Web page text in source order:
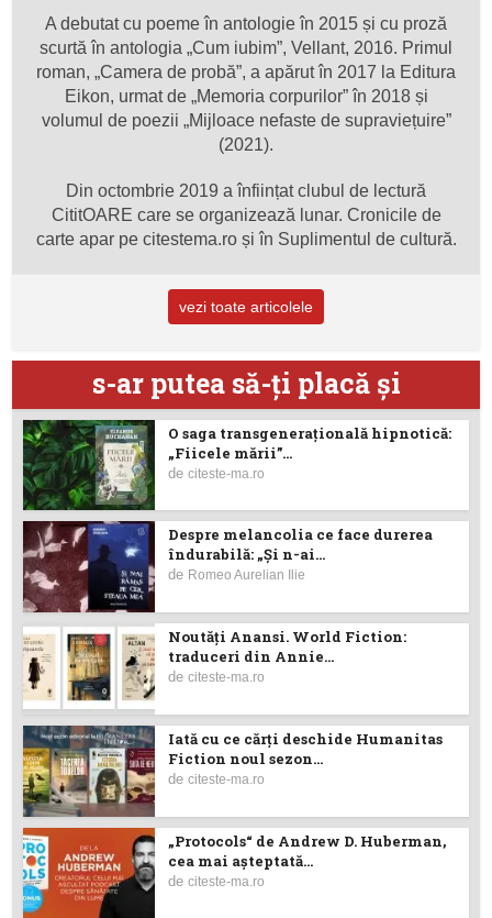
A debutat cu poeme în antologie în 2015 și cu proză
scurtă în antologia „Cum iubim”, Vellant, 2016. Primul
roman, „Camera de probă”, a apărut în 2017 la Editura
Eikon, urmat de „Memoria corpurilor” în 2018 și
volumul de poezii „Mijloace nefaste de supraviețuire”
(2021).
Din octombrie 2019 a înființat clubul de lectură
CititOARE care se organizează lunar. Cronicile de
carte apar pe citestema.ro și în Suplimentul de cultură.
vezi toate articolele
s-ar putea să-ţi placă şi
O saga transgenerațională hipnotică:
„Fiicele mării”...
deciteste-ma.ro
Despre melancolia ce face durerea
îndurabilă: „Și n-ai...
de Romeo Aurelian Ilie
Noutăţi Anansi. World Fiction:
traduceri din Annie...
deciteste-ma.ro
Iată cu ce cărţi deschide Humanitas
Fiction noul sezon...
deciteste-ma.ro
„Protocols“ de Andrew D. Huberman,
cea mai așteptată...
deciteste-ma.ro